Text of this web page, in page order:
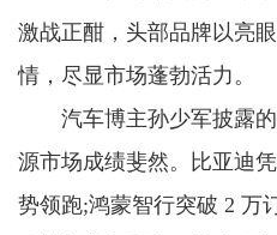
激战正酣，头部品牌以亮
情，尽显市场蓬勃活力。
汽车博主孙少军披露
源市场成绩斐然。比亚迪
势领跑;鸿蒙智行突破 2 万